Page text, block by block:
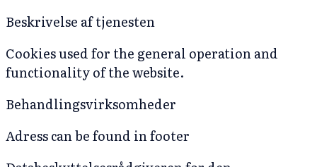
Beskrivelse af tjenesten
Cookies used for the general operation and
functionality of the website.
Behandlingsvirksomheder
Adress can be found in footer